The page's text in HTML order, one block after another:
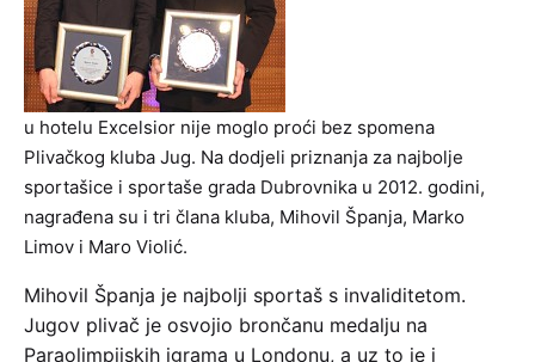
u hotelu Excelsior nije moglo proći bez spomena
Plivačkog kluba Jug. Na dodjeli priznanja za najbolje
sportašice i sportaše grada Dubrovnika u 2012. godini,
nagrađena su i tri člana kluba, Mihovil Španja, Marko
Limov i Maro Violić.
Mihovil Španja je najbolji sportaš s invaliditetom.
Jugov plivač je osvojio brončanu medalju na
Paraolimpijskih igrama u Londonu, a uz to je i